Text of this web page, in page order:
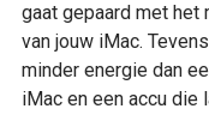
gaat gepaard met het
van jouw iMac.
minder energie dan
iMac en een accu die